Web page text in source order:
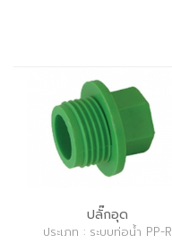
ปลั๊กอุด
ประเภท : ระบบท่อน้ำ PP-R